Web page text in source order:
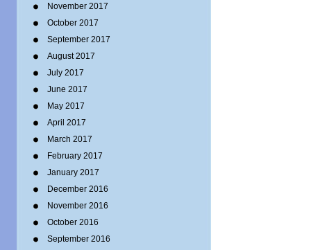
November 2017
October 2017
September 2017
August 2017
July 2017
June 2017
May 2017
April 2017
March 2017
February 2017
January 2017
December 2016
November 2016
October 2016
September 2016